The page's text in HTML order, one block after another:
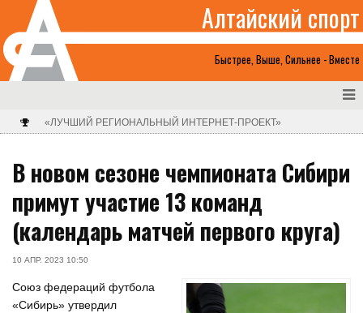
Быстрее, Выше, Сильнее - Вместе
Алтайский спорт
«ЛУЧШИЙ РЕГИОНАЛЬНЫЙ ИНТЕРНЕТ-ПРОЕКТ»
В новом сезоне чемпионата Сибири
примут участие 13 команд
(календарь матчей первого круга)
10 АПР. 2023 10:50
Союз федераций футбола
«Сибирь» утвердил